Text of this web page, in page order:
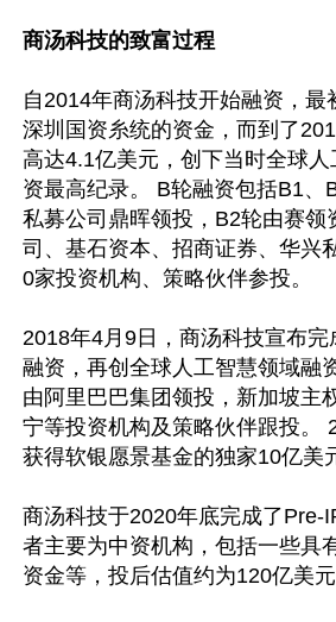
商汤科技的致富过程
自2014年商汤科技开始融资，最
深圳国资糸统的资金，而到了
高达4.1亿美元，创下当时全球
资最高纪录。 B轮融资包括B1、
私募公司鼎晖领投，B2轮由赛领
司、基石资本、招商证券、华兴
0家投资机构、策略伙伴参投。
2018年4月9日，商汤科技宣布
融资，再创全球人工智慧领域融
由阿里巴巴集团领投，新加坡主
宁等投资机构及策略伙伴跟投。
获得软银愿景基金的独家10亿美
商汤科技于2020年底完成了Pre-
者主要为中资机构，包括一些具
资金等，投后估值约为120亿美元